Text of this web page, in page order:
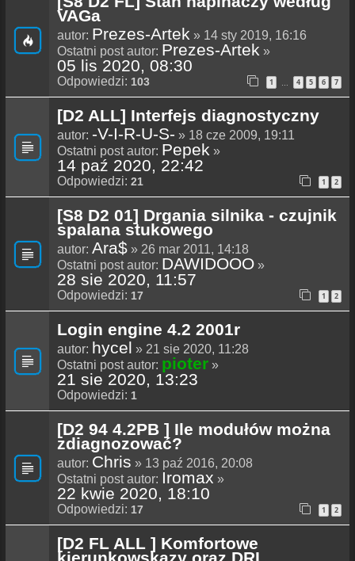
VAGa
autor: Prezes-Artek » 14 sty 2019, 16:16
Ostatni post autor: Prezes-Artek »
05 lis 2020, 08:30
Odpowiedzi: 103 1 … 4 5 6 7
[D2 ALL] Interfejs diagnostyczny
autor: -V-I-R-U-S- » 18 cze 2009, 19:11
Ostatni post autor: Pepek »
14 paź 2020, 22:42
Odpowiedzi: 21 1 2
[S8 D2 01] Drgania silnika - czujnik
spalana stukowego
autor: Ara$ » 26 mar 2011, 14:18
Ostatni post autor: DAWIDOOO »
28 sie 2020, 11:57
Odpowiedzi: 17 1 2
Login engine 4.2 2001r
autor: hycel » 21 sie 2020, 11:28
Ostatni post autor: pioter »
21 sie 2020, 13:23
Odpowiedzi: 1
[D2 94 4.2PB ] Ile modułów można
zdiagnozować?
autor: Chris » 13 paź 2016, 20:08
Ostatni post autor: Iromax »
22 kwie 2020, 18:10
Odpowiedzi: 17 1 2
[D2 FL ALL ] Komfortowe